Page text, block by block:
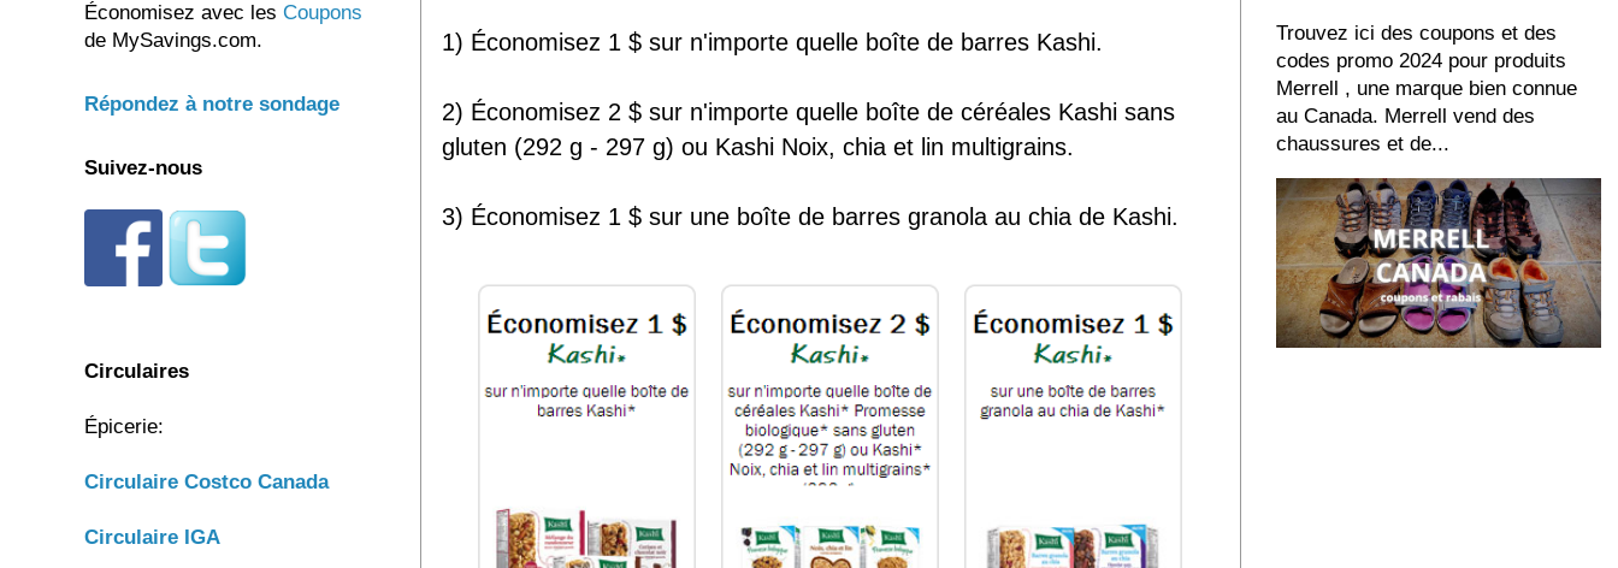
1) Économisez 1 $ sur n'importe quelle boîte de barres Kashi.
2) Économisez 2 $ sur n'importe quelle boîte de céréales Kashi sans
gluten (292 g - 297 g) ou Kashi Noix, chia et lin multigrains.
3) Économisez 1 $ sur une boîte de barres granola au chia de Kashi.
Économisez avec les Coupons
de MySavings.com.
Répondez à notre sondage
Suivez-nous
Circulaires
Épicerie:
Circulaire Costco Canada
Circulaire IGA
Trouvez ici des coupons et des
codes promo 2024 pour produits
Merrell , une marque bien connue
au Canada. Merrell vend des
chaussures et de...